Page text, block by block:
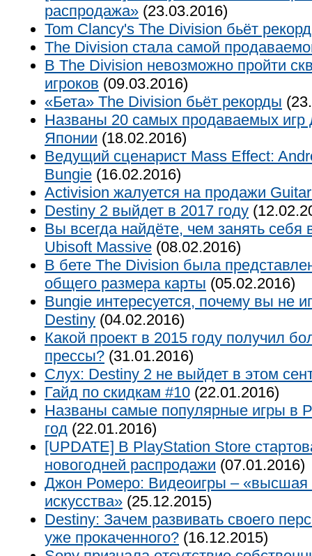
распродажа» (23.03.2016)
Tom Clancy's The Division бьёт
The Division стала самой
В The Division невозможно пройти
игроков (09.03.2016)
«Бета» The Division бьёт рекорды
Названы 20 самых продаваемых игр
Японии (18.02.2016)
Ведущий сценарист Mass Effect:
Bungie (16.02.2016)
Activision жалуется на продажи
Destiny 2 выйдет в 2017 году
Вы всегда найдёте, чем занять себя
Ubisoft Massive (08.02.2016)
В бете The Division была
общего размера карты (05.02.2016)
Bungie интересуется, почему вы не
Destiny (04.02.2016)
Какой проект в 2015 году получил
прессы? (31.01.2016)
Слух: Destiny 2 не выйдет в этом
Гайд по скидкам #10 (22.01.2016)
Названы самые популярные игры в
год (22.01.2016)
[UPDATE] В PlayStation Store
новогодней распродажи (07.01.2016)
Джон Ромеро: Видеоигры –
искусства» (25.12.2015)
Destiny: Зачем развивать своего
уже прокаченного? (16.12.2015)